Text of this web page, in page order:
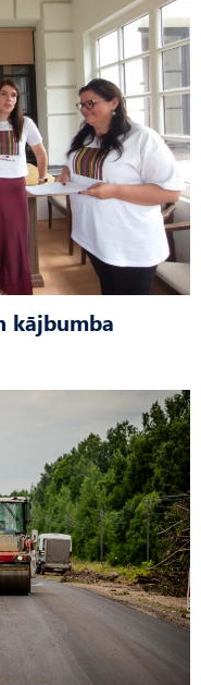
kājbumba